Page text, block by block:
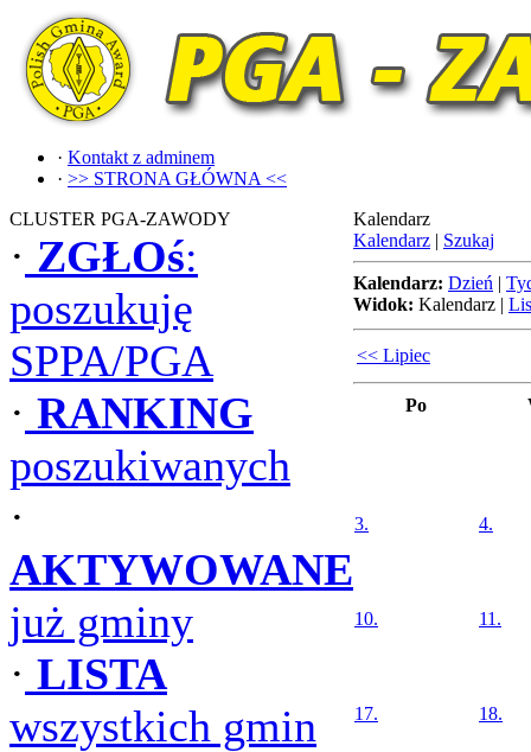
· Kontakt z adminem
· >> STRONA GŁÓWNA <<
CLUSTER PGA-ZAWODY
· ZGŁOś:
poszukuję
SPPA/PGA
· RANKING
poszukiwanych
·
AKTYWOWANE
już gminy
· LISTA
wszystkich gmin
Kalendarz
Kalendarz | Szukaj
Kalendarz: Dzień |
Widok: Kalendarz |
<< Lipiec
Po
3. 4.
10. 11.
17. 18.